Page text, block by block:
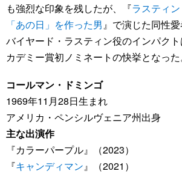
も強烈な印象を残したが、『ラスティ
「あの日」を作った男』で演じた同性
バイヤード・ラスティン役のインパク
カデミー賞初ノミネートの快挙となった
コールマン・ドミンゴ
1969年11月28日生まれ
アメリカ・ペンシルヴェニア州出身
主な出演作
『カラーパープル』（2023）
『キャンディマン』（2021）